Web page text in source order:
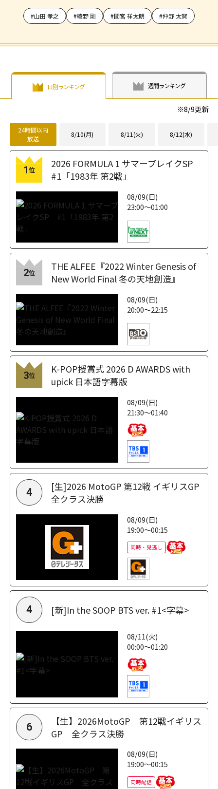
#山田 孝之 #綾野 剛 #間宮 祥太朗 #仲野 太賀
日別ランキング 週間ランキング
※8/9更新
24時間以内
放送
8/10(月) 8/11(火) 8/12(水)
1位
2026 FORMULA 1 サマーブレイクSP
#1「1983年 第2戦」
08/09(日)
23:00～01:00
2位
THE ALFEE『2022 Winter Genesis of
New World Final 冬の天地創造』
08/09(日)
20:00～22:15
3位
K-POP授賞式 2026 D AWARDS with
upick 日本語字幕版
08/09(日)
21:30～01:40
4
[生]2026 MotoGP 第12戦 イギリスGP
全クラス決勝
08/09(日)
19:00～00:15
同時・見逃し
4 [新]In the SOOP BTS ver. #1<字幕>
08/11(火)
00:00～01:20
6
【生】2026MotoGP 第12戦イギリス
GP 全クラス決勝
08/09(日)
19:00～00:15
同時配信